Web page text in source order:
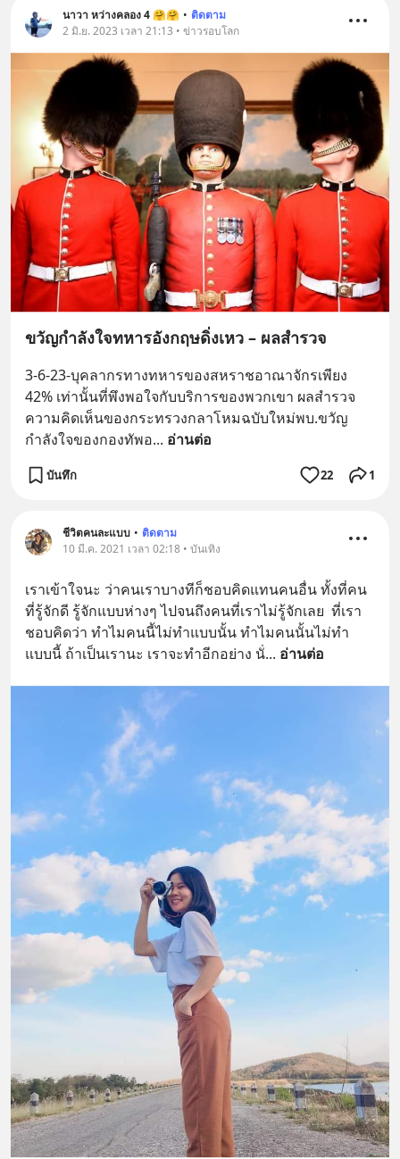
นาวา หว่างคลอง 4 🤗🤗 • ติดตาม
2 มิ.ย. 2023 เวลา 21:13 • ข่าวรอบโลก
ขวัญกำลังใจทหารอังกฤษดิ่งเหว – ผลสำรวจ
3-6-23-บุคลากรทางทหารของสหราชอาณาจักรเพียง
42% เท่านั้นที่พึงพอใจกับบริการของพวกเขา ผลสำรวจ
ความคิดเห็นของกระทรวงกลาโหมฉบับใหม่พบ.ขวัญ
กำลังใจของกองทัพอ... อ่านต่อ
บันทึก 22 1
ชีวิตคนละแบบ • ติดตาม
10 มี.ค. 2021 เวลา 02:18 • บันเทิง
เราเข้าใจนะ ว่าคนเราบางทีก็ชอบคิดแทนคนอื่น ทั้งที่คน
ที่รู้จักดี รู้จักแบบห่างๆ ไปจนถึงคนที่เราไม่รู้จักเลย  ที่เรา
ชอบคิดว่า ทำไมคนนี้ไม่ทำแบบนั้น ทำไมคนนั้นไม่ทำ
แบบนี้ ถ้าเป็นเรานะ เราจะทำอีกอย่าง นั่... อ่านต่อ